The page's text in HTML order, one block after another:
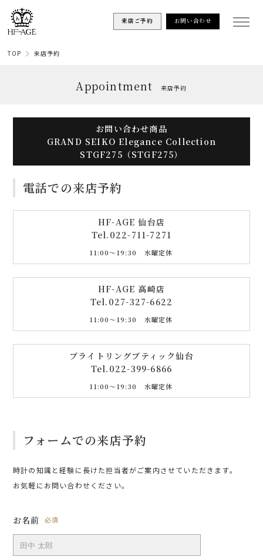
来店ご予約 お問い合わせ
TOP 来店予約
Appointment 来店予約
お問い合わせ商品
GRAND SEIKO Elegance Collection
STGF275（STGF275）
電話での来店予約
HF-AGE 仙台店
Tel. 022-711-7271
11:00〜19:30 水曜定休
HF-AGE 高崎店
Tel. 027-327-6622
11:00〜19:30 水曜定休
ブライトリングブティック仙台
Tel. 022-399-6866
11:00〜19:30 水曜定休
フォームでの来店予約
時計の知識と経験に長けた担当者がご案内させていただきます。
お気軽にお問い合わせください。
お名前 必須